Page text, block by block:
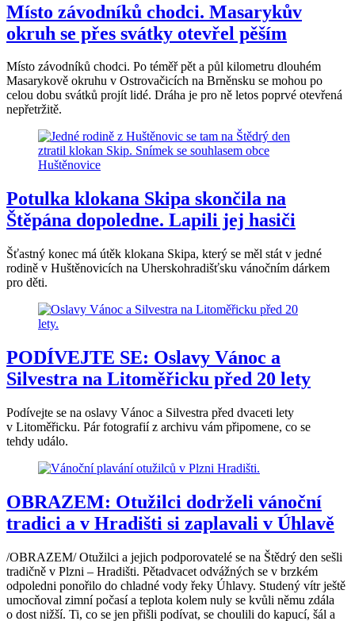
Místo závodníků chodci. Masarykův
okruh se přes svátky otevřel pěším
Místo závodníků chodci. Po téměř pět a půl kilometru dlouhém
Masarykově okruhu v Ostrovačicích na Brněnsku se mohou po
celou dobu svátků projít lidé. Dráha je pro ně letos poprvé otevřená
nepřetržitě.
Potulka klokana Skipa skončila na
Štěpána dopoledne. Lapili jej hasiči
Šťastný konec má útěk klokana Skipa, který se měl stát v jedné
rodině v Huštěnovicích na Uherskohradišťsku vánočním dárkem
pro děti.
PODÍVEJTE SE: Oslavy Vánoc a
Silvestra na Litoměřicku před 20 lety
Podívejte se na oslavy Vánoc a Silvestra před dvaceti lety
v Litoměřicku. Pár fotografií z archivu vám připomene, co se
tehdy událo.
OBRAZEM: Otužilci dodrželi vánoční
tradici a v Hradišti si zaplavali v Úhlavě
/OBRAZEM/ Otužilci a jejich podporovatelé se na Štědrý den sešli
tradičně v Plzni – Hradišti. Pětadvacet odvážných se v brzkém
odpoledni ponořilo do chladné vody řeky Úhlavy. Studený vítr ještě
umocňoval zimní počasí a teplota kolem nuly se kvůli němu zdála
o dost nižší. Ti, co se jen přišli podívat, se choulili do kapucí, šál a